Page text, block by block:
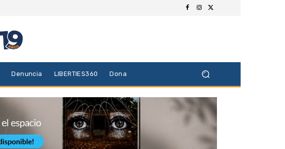
Denuncia LIBERTIES360 Dona